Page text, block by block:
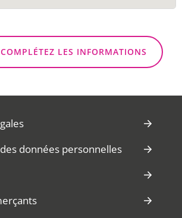
LES INFORMATIONS
données personnelles